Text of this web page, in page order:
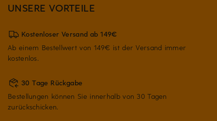
UNSERE VORTEILE
Kostenloser Versand ab 149€
Ab einem Bestellwert von 149€ ist der Versand immer
kostenlos.
30 Tage Rückgabe
Bestellungen können Sie innerhalb von 30 Tagen
zurückschicken.